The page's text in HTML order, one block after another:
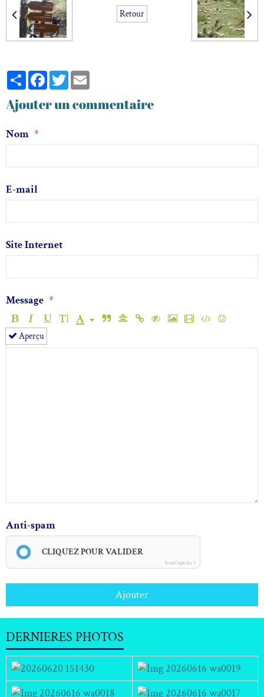
Retour
PartagerFacebook
Twitter
Ajouter un commentaire
Nom
E-mail
Site Internet
Message
Aperçu
Anti-spam
CLIQUEZ POUR VALIDER
IconCaptcha ©
Ajouter
DERNIERES PHOTOS